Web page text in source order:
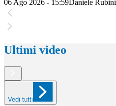
06 Ago 2026 - 15:59Daniele Rubini
Ultimi video
Vedi tutti